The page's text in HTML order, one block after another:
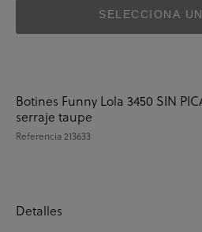
SELECCIONA
Botines Funny Lola 3450 SIN
serraje taupe
Referencia213633
Detalles